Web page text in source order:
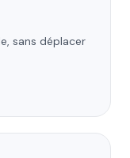
sans déplacer